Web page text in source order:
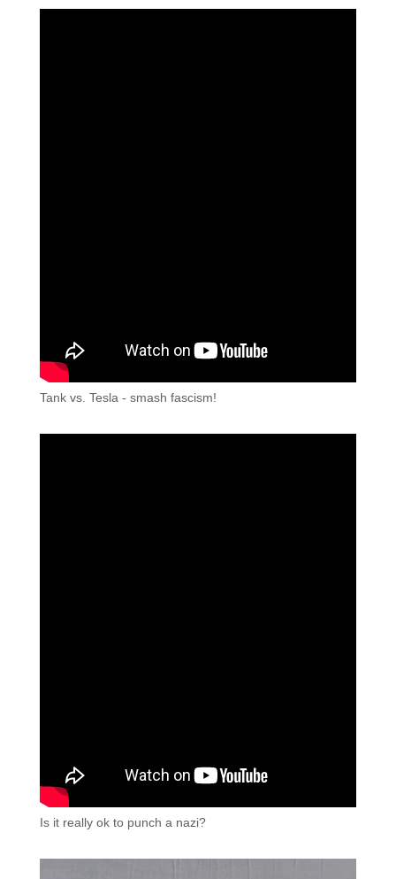
Tank vs. Tesla - smash fascism!
Is it really ok to punch a nazi?